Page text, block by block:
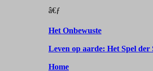
â€ƒ
Het Onbewuste
Leven op aarde: Het Spel der
Home